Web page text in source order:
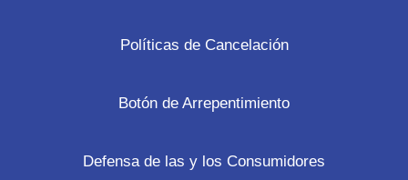
Políticas de Cancelación
Botón de Arrepentimiento
Defensa de las y los Consumidores